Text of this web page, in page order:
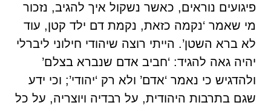
פיגועים נוראים, כאשר נשקול איך להגיב, נזכור
מי שאמר ‘נקמה כזאת, נקמת דם ילד קטן, עוד
לא ברא השטן’. הייתי רוצה שיהודי חילוני ליברלי
יהיה גאה להגיד: ‘חביב אדם שנברא בצלם’
ולהדגיש כי נאמר ‘אדם’ ולא רק ‘יהודי’; וכי ידע
שגם בתרבות היהודית, על רבדיה ויוצריה, על כל